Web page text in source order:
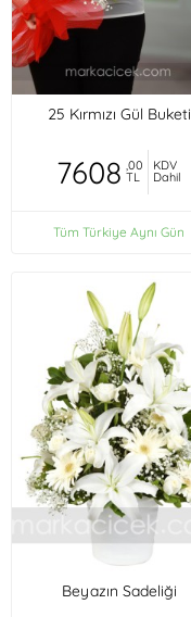
25 Kırmızı Gül Buketi
7608 ,00
TL
KDV
Dahil
Tüm Türkiye Aynı Gün
Beyazın Sadeliği